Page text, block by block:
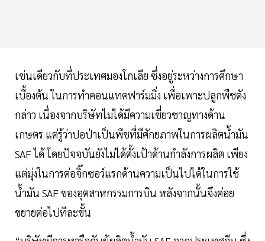
เช่นเดียวกับที่ประเทศมองโกเลีย ซึ่งอยู่ระหว่างการศึกษา
เบื้องต้น ในการทำคอนแทคฟาร์มมิ่ง เพื่อเพาะปลูกพืชดัง
กล่าว เนื่องจากบริษัทไม่ได้มีความเชี่ยวชาญทางด้าน
เกษตร แต่รู้ว่าปอป่าเป็นพืชที่มีศักยภาพในการผลิตนํ้ามัน
SAF ได้ โดยปัจจบันยังไม่ได้ตั้งเป้าด้านกำลังการผลิต เพียง
แต่มุ่งในการต่อจิ๊กซอว์แรกด้านความเป็นไปได้ในการใช้
นํ้ามัน SAF ของอุตสาหกรรมการบิน หลังจากนั้นจึงค่อย
ขยายต่อไปทีละขั้น